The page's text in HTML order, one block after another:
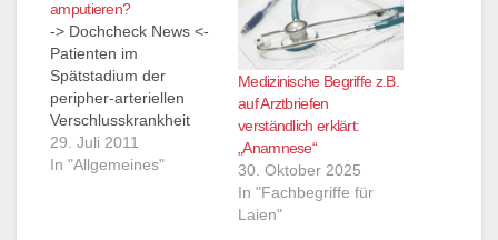
amputieren?
-> Dochcheck News <-
Patienten im
Spätstadium der
peripher-arteriellen
Verschlusskrankheit
droht die Amputation
der betroffenen
29. Juli 2011
In "Allgemeines"
Medizinische Begriffe z.B.
auf Arztbriefen
verständlich erklärt:
„Anamnese“
30. Oktober 2025
In "Fachbegriffe für
Laien"